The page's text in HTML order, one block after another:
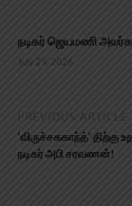
நடிகர் ஜெயமணி
July 29, 2026
PREVIOUS ARTICLE
‘விருச்சககாந்த்’ திற்கு
நடிகர் அபி சரவணன்!